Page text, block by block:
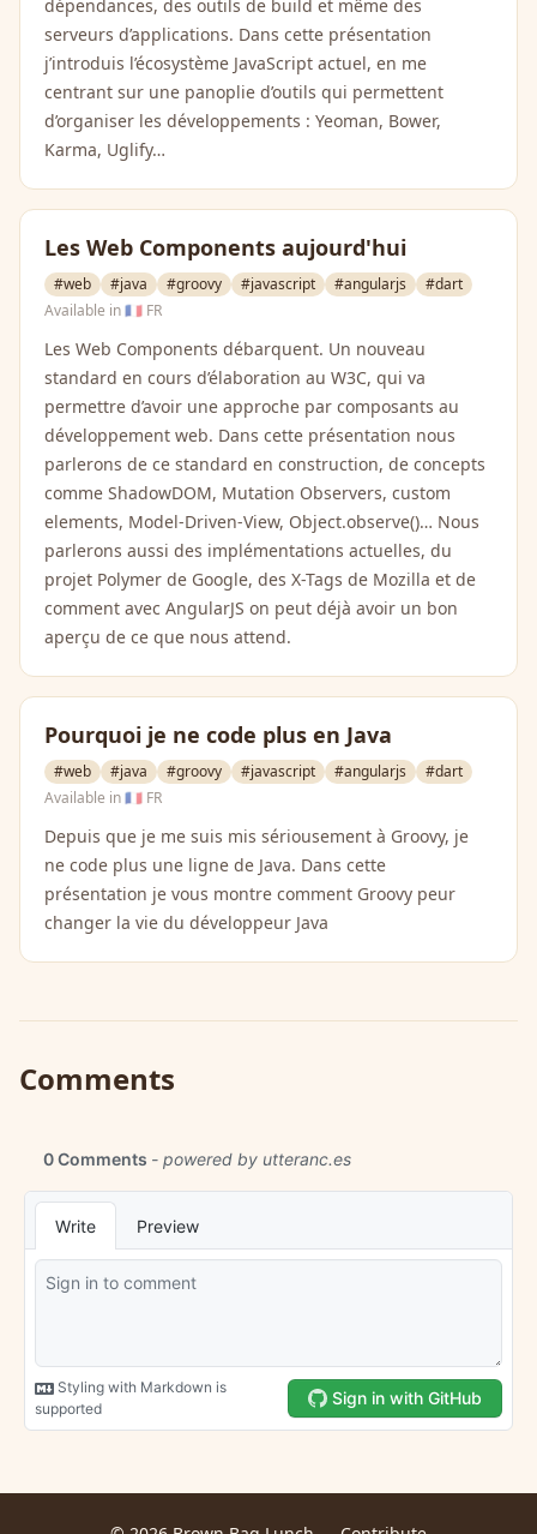
dépendances, des outils de build et même des
serveurs d’applications. Dans cette présentation
j’introduis l’écosystème JavaScript actuel, en me
centrant sur une panoplie d’outils qui permettent
d’organiser les développements : Yeoman, Bower,
Karma, Uglify…
Les Web Components aujourd'hui
#web #java #groovy #javascript #angularjs
#dart
Available in🇫🇷 FR
Les Web Components débarquent. Un nouveau
standard en cours d’élaboration au W3C, qui va
permettre d’avoir une approche par composants au
développement web. Dans cette présentation nous
parlerons de ce standard en construction, de concepts
comme ShadowDOM, Mutation Observers, custom
elements, Model-Driven-View, Object.observe()… Nous
parlerons aussi des implémentations actuelles, du
projet Polymer de Google, des X-Tags de Mozilla et de
comment avec AngularJS on peut déjà avoir un bon
aperçu de ce que nous attend.
Pourquoi je ne code plus en Java
#web #java #groovy #javascript #angularjs
#dart
Available in🇫🇷 FR
Depuis que je me suis mis sériousement à Groovy, je
ne code plus une ligne de Java. Dans cette
présentation je vous montre comment Groovy peur
changer la vie du développeur Java
Comments